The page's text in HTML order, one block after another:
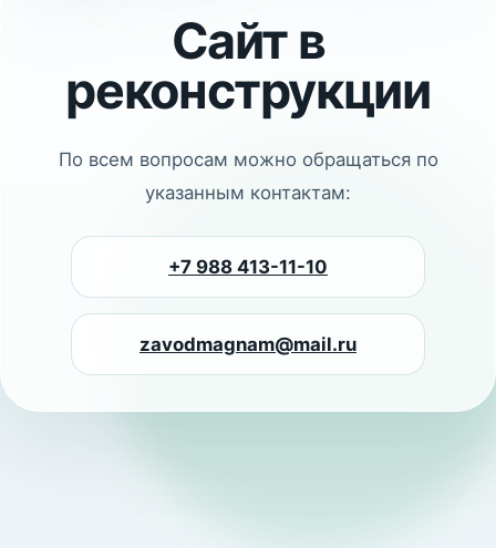
Сайт в
реконструкции
По всем вопросам можно обращаться по
указанным контактам:
+7 988 413-11-10
zavodmagnam@mail.ru